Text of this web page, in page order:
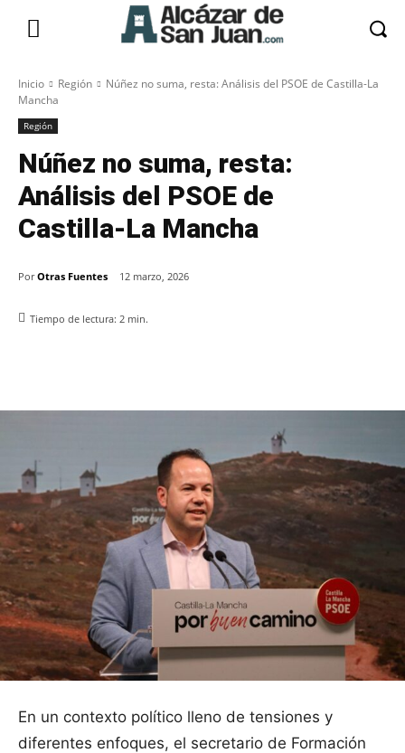
Inicio Región
Núñez no suma, resta: Análisis del PSOE de Castilla-La
Mancha
Región
Núñez no suma, resta:
Análisis del PSOE de
Castilla-La Mancha
Por Otras Fuentes 12 marzo, 2026
Tiempo de lectura: 2 min.
En un contexto político lleno de tensiones y
diferentes enfoques, el secretario de Formación